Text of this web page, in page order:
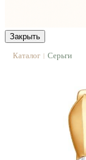
Закрыть
Каталог | Серьги